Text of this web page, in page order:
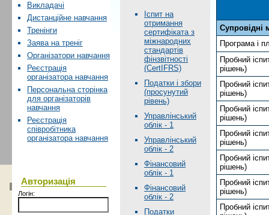
Викладачі
Дистанційне навчання
Тренінги
Заява на треніг
Організатори навчання
Реєстрація
організатора навчання
Персональна сторінка
для організаторів
навчання
Реєстрація
співробітника
організатора навчання
Авторизація
Логін:
Іспит на
отримання
сертифіката з
міжнародних
стандартів
фінзвітності
(CertIFRS)
Податки і збори
(просунутий
рівень)
Управлінський
облік - 1
Управлінський
облік - 2
Фінансовий
облік - 1
Фінансовий
облік - 2
Податки
Супровідні
Програма і
Пробний
рiшень)
Пробний
рiшень)
Пробний
рiшень)
Пробний
рiшень)
Пробний
рiшень)
Пробний
рiшень)
Пробний